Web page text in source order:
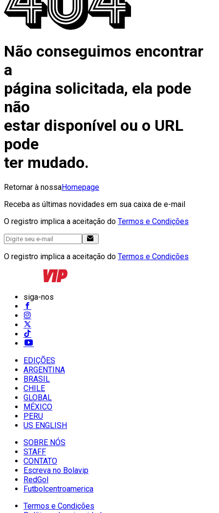
Não conseguimos encontrar
a
página solicitada, ela pode
não
estar disponível ou o URL
pode
ter mudado.
Retornar à nossaHomepage
Receba as últimas novidades em sua caixa de e-mail
O registro implica a aceitação do Termos e Condições
O registro implica a aceitação do Termos e Condições
siga-nos
EDIÇÕES
ARGENTINA
BRASIL
CHILE
GLOBAL
MÉXICO
PERU
US ENGLISH
SOBRE NÓS
STAFF
CONTATO
Escreva no Bolavip
RedGol
Futbolcentroamerica
Termos e Condições